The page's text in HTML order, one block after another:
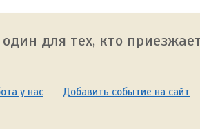
для тех, кто
у нас Добавить событие на сайт